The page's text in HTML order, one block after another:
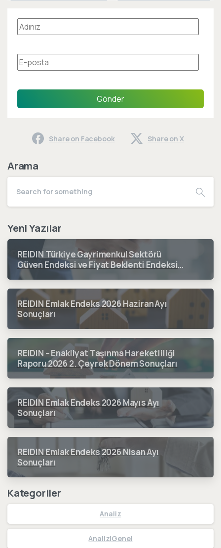
Gönder
Share on Facebook Share on X
Arama
Yeni Yazılar
REIDIN Türkiye Gayrimenkul Sektörü
Güven Endeksi ve Fiyat Beklenti Endeksi
2026 3. Çeyrek Dönem Sonuçları
REIDIN Emlak Endeks 2026 Haziran Ayı
Sonuçları
REIDIN – Enakliyat Taşınma Hareketliliği
Raporu 2026 2. Çeyrek Dönem Sonuçları
REIDIN Emlak Endeks 2026 Mayıs Ayı
Sonuçları
REIDIN Emlak Endeks 2026 Nisan Ayı
Sonuçları
Kategoriler
Analiz
Analiz|Genel